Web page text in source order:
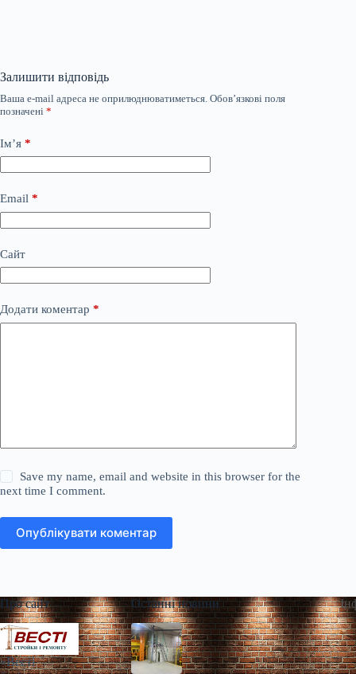
Залишити відповідь
Ваша e-mail адреса не оприлюднюватиметься. Обов’язкові поля
позначені *
Ім’я *
Email *
Сайт
Додати коментар *
Save my name, email and website in this browser for the
next time I comment.
Опублікувати коментар
Про сайт
«Весті
Останні новини